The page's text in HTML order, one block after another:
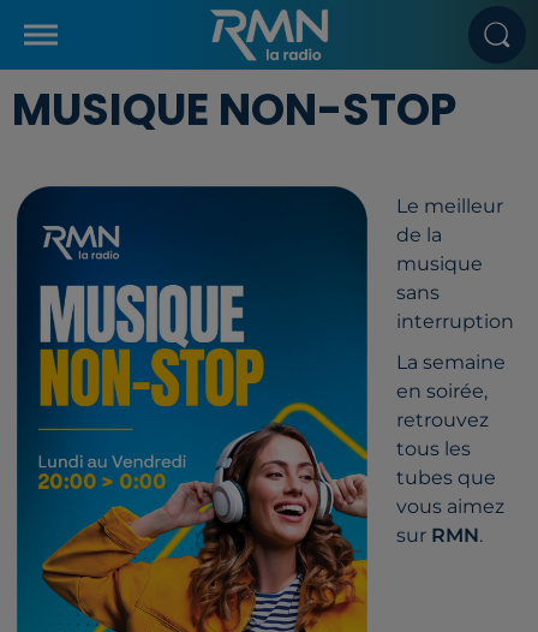
MUSIQUE NON-STOP
Le meilleur
de la
musique
sans
interruption
La semaine
en soirée,
retrouvez
tous les
tubes que
vous aimez
sur RMN.